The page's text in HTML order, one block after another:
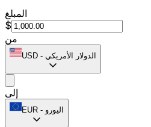
المبلغ
$
من
USD - الدولار الأمريكي
إلى
EUR - اليورو